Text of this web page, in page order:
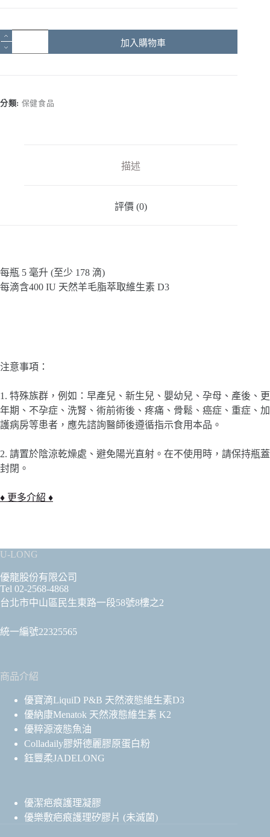
優
寶
然
加入購物車
分類: 保健食品
描述
評價 (0)
每瓶 5 毫升 (至少 178 滴)
每滴含400 IU 天然羊毛脂萃取維生素 D3
注意事項：
1. 特殊族群，例如：早產兒、新生兒、嬰幼兒、孕母、產後、更
年期、不孕症、洗腎、術前術後、疼痛、骨鬆、癌症、重症、加
護病房等患者，應先諮詢醫師後遵循指示食用本品。
2. 請置於陰涼乾燥處、避免陽光直射。在不使用時，請保持瓶蓋
封閉。
♦ 更多介紹 ♦
U-LONG
優龍股份有限公司
Tel 02-2568-4868
台北市中山區民生東路一段58號8樓之2
統一編號22325565
商品介紹
優寶滴LiquiD P&B 天然液態維生素D3
優納康Menatok 天然液態維生素 K2
優粹源液態魚油
Colladaily膠妍德麗膠原蛋白粉
鈺豐柔JADELONG
優潔疤痕護理凝膠
優樂敷疤痕護理矽膠片 (未滅菌)